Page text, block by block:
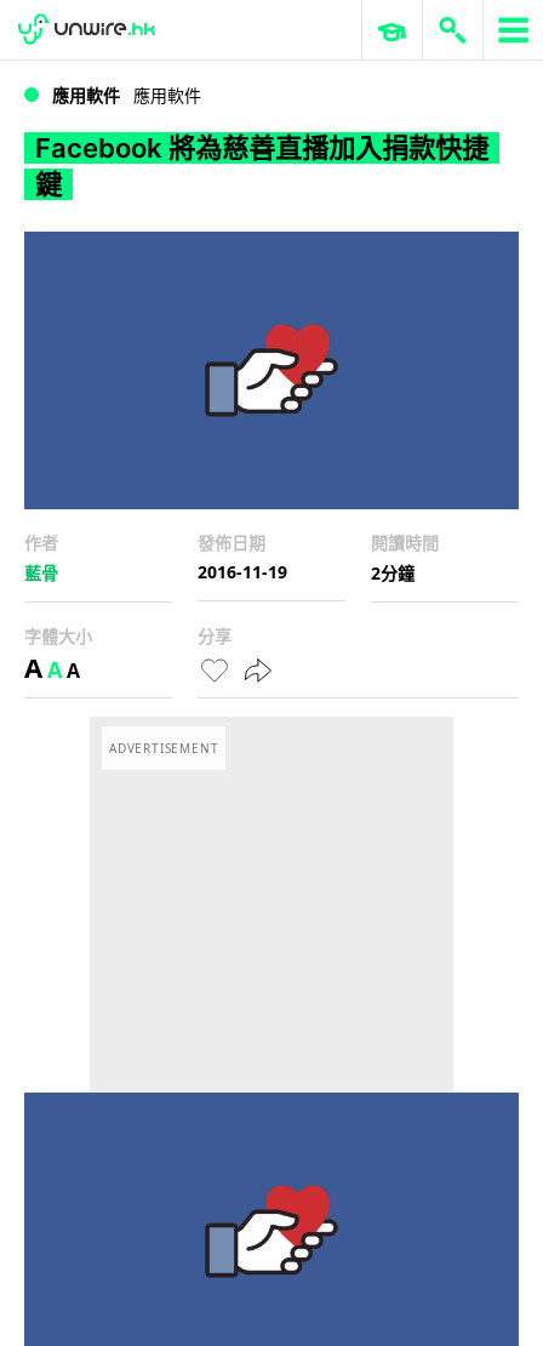
Facebook 將為慈善直播加入捐款快捷鍵
WWDC 2026 ERP 與商業 AI
應用軟件 應用軟件
Facebook 將為慈善直播加入捐款快捷
鍵
作者
藍骨
發佈日期
2016-11-19
閱讀時間
2分鐘
字體大小
AAA
分享
ADVERTISEMENT